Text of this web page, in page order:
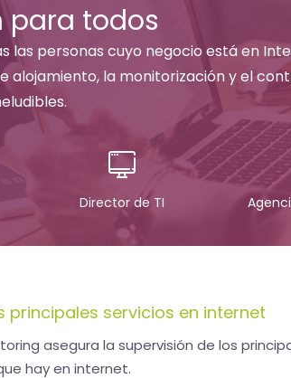
para todos
las personas cuyo negocio está en
la monitorización y el
Director de TI
principales servicios en internet
asegura la supervisión de los
hay en internet.